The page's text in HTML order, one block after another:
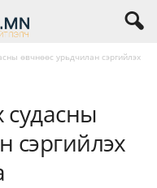
өвчнөөс урьдчилан сэргийлэх
сэргийлэх